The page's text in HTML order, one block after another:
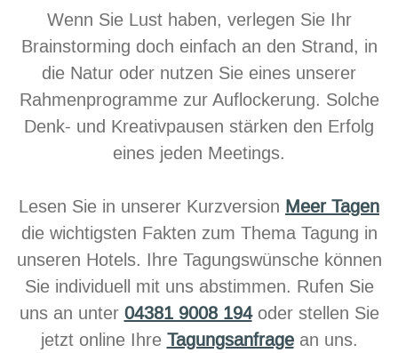
Wenn Sie Lust haben, verlegen Sie Ihr
Brainstorming doch einfach an den Strand, in
die Natur oder nutzen Sie eines unserer
Rahmenprogramme zur Auflockerung. Solche
Denk- und Kreativpausen stärken den Erfolg
eines jeden Meetings.
Lesen Sie in unserer Kurzversion Meer Tagen
die wichtigsten Fakten zum Thema Tagung in
unseren Hotels. Ihre Tagungswünsche können
Sie individuell mit uns abstimmen. Rufen Sie
uns an unter 04381 9008 194oder stellen Sie
jetzt online Ihre Tagungsanfragean uns.